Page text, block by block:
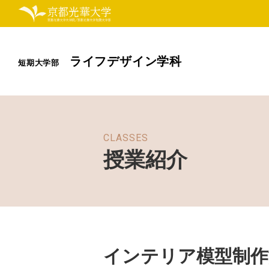
短期大学部 ライフデザイン学科
CLASSES
授業紹介
インテリア模型制